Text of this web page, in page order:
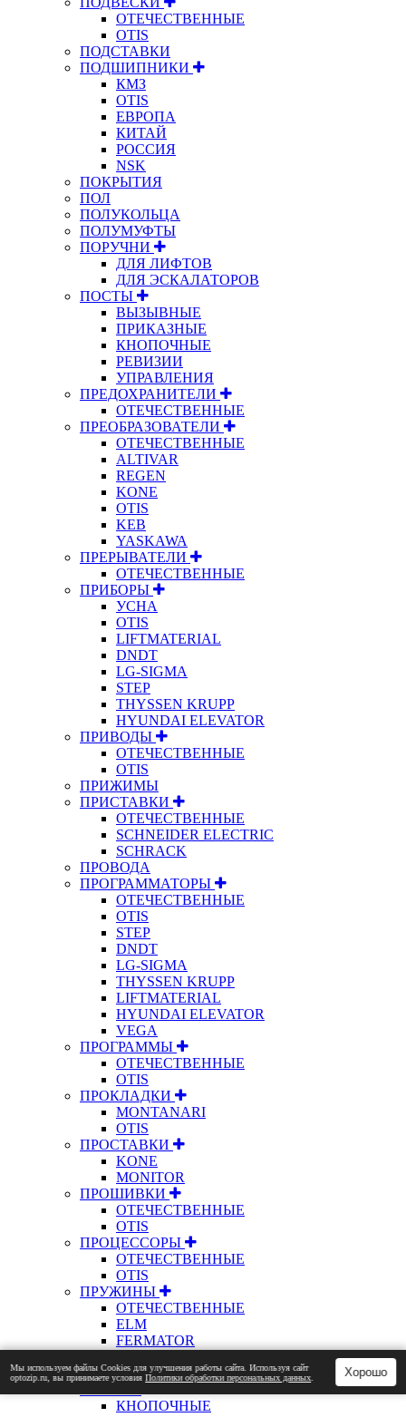
ОТЕЧЕСТВЕННЫЕ
OTIS
ПОДСТАВКИ
ПОДШИПНИКИ
КМЗ
OTIS
ЕВРОПА
КИТАЙ
РОССИЯ
NSK
ПОКРЫТИЯ
ПОЛ
ПОЛУКОЛЬЦА
ПОЛУМУФТЫ
ПОРУЧНИ
ДЛЯ ЛИФТОВ
ДЛЯ ЭСКАЛАТОРОВ
ПОСТЫ
ВЫЗЫВНЫЕ
ПРИКАЗНЫЕ
КНОПОЧНЫЕ
РЕВИЗИИ
УПРАВЛЕНИЯ
ПРЕДОХРАНИТЕЛИ
ОТЕЧЕСТВЕННЫЕ
ПРЕОБРАЗОВАТЕЛИ
ОТЕЧЕСТВЕННЫЕ
ALTIVAR
REGEN
KONE
OTIS
KEB
YASKAWA
ПРЕРЫВАТЕЛИ
ОТЕЧЕСТВЕННЫЕ
ПРИБОРЫ
УСНА
OTIS
LIFTMATERIAL
DNDT
LG-SIGMA
STEP
THYSSEN KRUPP
HYUNDAI ELEVATOR
ПРИВОДЫ
ОТЕЧЕСТВЕННЫЕ
OTIS
ПРИЖИМЫ
ПРИСТАВКИ
ОТЕЧЕСТВЕННЫЕ
SCHNEIDER ELECTRIC
SCHRACK
ПРОВОДА
ПРОГРАММАТОРЫ
ОТЕЧЕСТВЕННЫЕ
OTIS
STEP
DNDT
LG-SIGMA
THYSSEN KRUPP
LIFTMATERIAL
HYUNDAI ELEVATOR
VEGA
ПРОГРАММЫ
ОТЕЧЕСТВЕННЫЕ
OTIS
ПРОКЛАДКИ
MONTANARI
OTIS
ПРОСТАВКИ
KONE
MONITOR
ПРОШИВКИ
ОТЕЧЕСТВЕННЫЕ
OTIS
ПРОЦЕССОРЫ
ОТЕЧЕСТВЕННЫЕ
OTIS
ПРУЖИНЫ
ОТЕЧЕСТВЕННЫЕ
ELM
FERMATOR
OTIS
КНОПОЧНЫЕ
Мы используем файлы Сookies для улучшения работы сайта. Используя сайт
optozip.ru, вы принимаете условияПолитики обработки персональных данных Хорошо